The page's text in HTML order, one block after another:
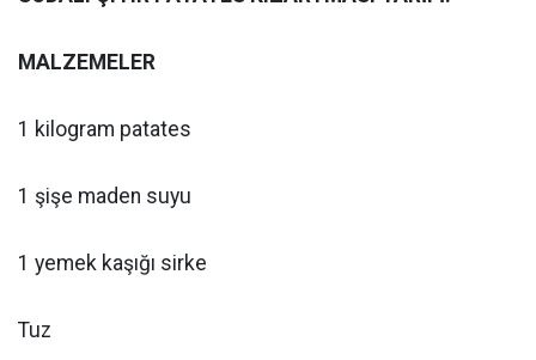
MALZEMELER
1 kilogram patates
1 şişe maden suyu
1 yemek kaşığı sirke
Tuz